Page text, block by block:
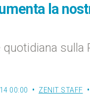
la
sulla
00:00 ZENIT STAFF